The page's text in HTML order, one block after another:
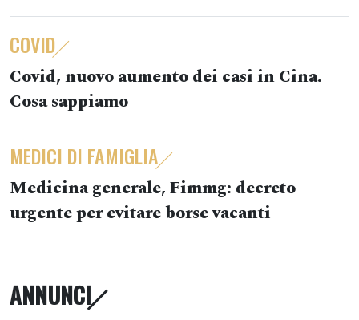
COVID
Covid, nuovo aumento dei casi in Cina.
Cosa sappiamo
MEDICI DI FAMIGLIA
Medicina generale, Fimmg: decreto
urgente per evitare borse vacanti
ANNUNCI